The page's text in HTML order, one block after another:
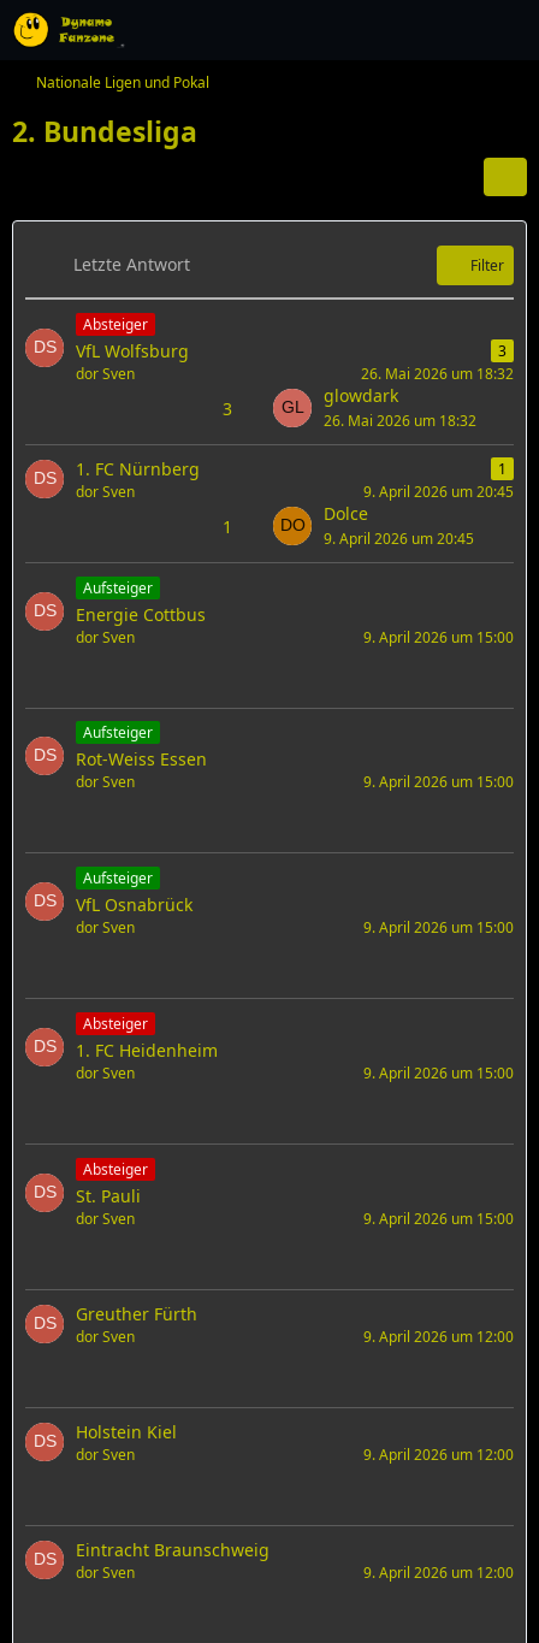
Nationale Ligen und Pokal
2. Bundesliga
Letzte Antwort Filter
Absteiger
VfL Wolfsburg
3
dor Sven
26. Mai 2026 um 18:32
3
glowdark
26. Mai 2026 um 18:32
1. FC Nürnberg
1
dor Sven
9. April 2026 um 20:45
1
Dolce
9. April 2026 um 20:45
Aufsteiger
Energie Cottbus
dor Sven 9. April 2026 um 15:00
Aufsteiger
Rot-Weiss Essen
dor Sven 9. April 2026 um 15:00
Aufsteiger
VfL Osnabrück
dor Sven 9. April 2026 um 15:00
Absteiger
1. FC Heidenheim
dor Sven 9. April 2026 um 15:00
Absteiger
St. Pauli
dor Sven 9. April 2026 um 15:00
Greuther Fürth
dor Sven 9. April 2026 um 12:00
Holstein Kiel
dor Sven 9. April 2026 um 12:00
Eintracht Braunschweig
dor Sven 9. April 2026 um 12:00